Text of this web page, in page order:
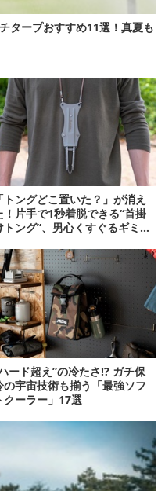
タープおすすめ11選！真夏も
「トングどこ置いた？」が消え
！片手で1秒着脱できる“首掛
トング”、男心くすぐるギミッ
ード超え”の冷たさ!? ガチ保
の宇宙技術も揃う「最強ソフ
クーラー」17選